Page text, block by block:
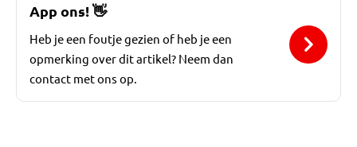
App ons! 👋
Heb je een foutje gezien of heb je een
opmerking over dit artikel? Neem dan
contact met ons op.